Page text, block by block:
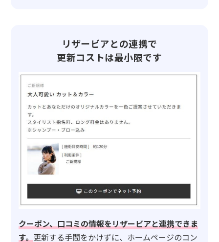
リザービアとの連携で
更新コストは最小限です
クーポン、口コミの情報をリザービアと連携できま
す。 更新する手間をかけずに、ホームページのコン